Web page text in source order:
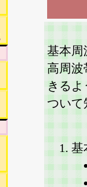
基本周
高周波
きる
ついて
基